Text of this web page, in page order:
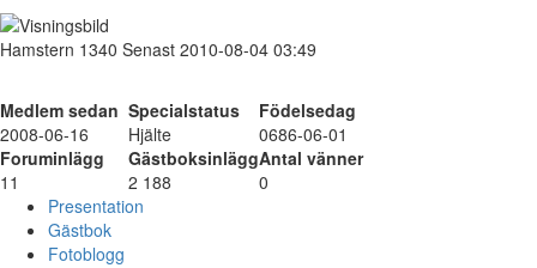
Hamstern 1340 Senast 2010-08-04 03:49
Medlem sedan Specialstatus
Födelsedag
2008-06-16
Hjälte
0686-06-01
Foruminlägg
GästboksinläggAntal vänner
11
2 188
0
Presentation
Gästbok
Fotoblogg